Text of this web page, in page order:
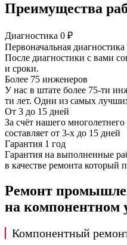
Преимущества
Диагностика 0 ₽
Первоначальная
После диагностики с вами
и сроки.
Более 75 инженеров
У нас в штате более 75-ти
ти лет. Одни из самых
От 3 до 15 дней
За счёт нашего
составляет от 3-х до 15 дней
Гарантия 1 год
Гарантия на выполненные
в качестве ремонта который
Ремонт
на компонентном
Компонентный